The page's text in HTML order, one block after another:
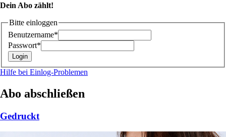
Dein Abo zählt!
Bitte einloggen
Benutzername*
Passwort*
Hilfe bei Einlog-Problemen
Abo abschließen
Gedruckt